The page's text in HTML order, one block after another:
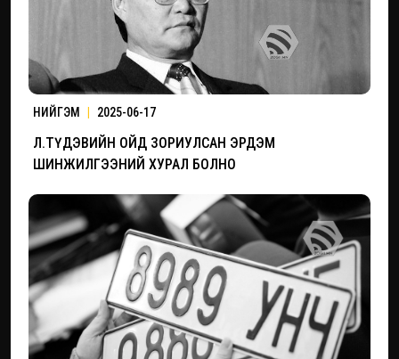
НИЙГЭМ 2025-06-17
Л.ТҮДЭВИЙН ОЙД ЗОРИУЛСАН ЭРДЭМ
ШИНЖИЛГЭЭНИЙ ХУРАЛ БОЛНО